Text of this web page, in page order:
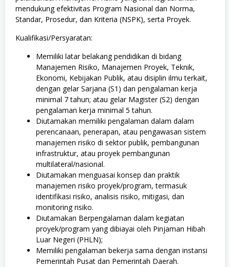
mendukung efektivitas Program Nasional dan Norma,
Standar, Prosedur, dan Kriteria (NSPK), serta Proyek.
Kualifikasi/Persyaratan:
Memiliki latar belakang pendidikan di bidang
Manajemen Risiko, Manajemen Proyek, Teknik,
Ekonomi, Kebijakan Publik, atau disiplin ilmu terkait,
dengan gelar Sarjana (S1) dan pengalaman kerja
minimal 7 tahun; atau gelar Magister (S2) dengan
pengalaman kerja minimal 5 tahun.
Diutamakan memiliki pengalaman dalam dalam
perencanaan, penerapan, atau pengawasan sistem
manajemen risiko di sektor publik, pembangunan
infrastruktur, atau proyek pembangunan
multilateral/nasional.
Diutamakan menguasai konsep dan praktik
manajemen risiko proyek/program, termasuk
identifikasi risiko, analisis risiko, mitigasi, dan
monitoring risiko.
Diutamakan Berpengalaman dalam kegiatan
proyek/program yang dibiayai oleh Pinjaman Hibah
Luar Negeri (PHLN);
Memiliki pengalaman bekerja sama dengan instansi
Pemerintah Pusat dan Pemerintah Daerah.